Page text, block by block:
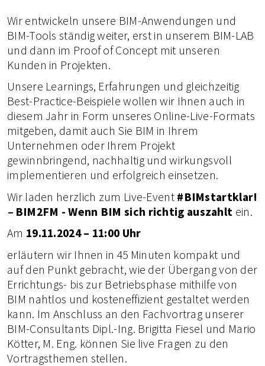
Wir entwickeln unsere BIM-Anwendungen und
BIM-Tools ständig weiter, erst in unserem BIM-LAB
und dann im Proof of Concept mit unseren
Kunden in Projekten.
Unsere Learnings, Erfahrungen und gleichzeitig
Best-Practice-Beispiele wollen wir Ihnen auch in
diesem Jahr in Form unseres Online-Live-Formats
mitgeben, damit auch Sie BIM in Ihrem
Unternehmen oder Ihrem Projekt
gewinnbringend, nachhaltig und wirkungsvoll
implementieren und erfolgreich einsetzen.
Wir laden herzlich zum Live-Event #BIMstartklar!
– BIM2FM - Wenn BIM sich richtig auszahlt ein.
Am 19.11.2024– 11:00 Uhr
erläutern wir Ihnen in 45 Minuten kompakt und
auf den Punkt gebracht, wie der Übergang von der
Errichtungs- bis zur Betriebsphase mithilfe von
BIM nahtlos und kosteneffizient gestaltet werden
kann. Im Anschluss an den Fachvortrag unserer
BIM-Consultants Dipl.-Ing. Brigitta Fiesel und Mario
Kötter, M. Eng. können Sie live Fragen zu den
Vortragsthemen stellen.